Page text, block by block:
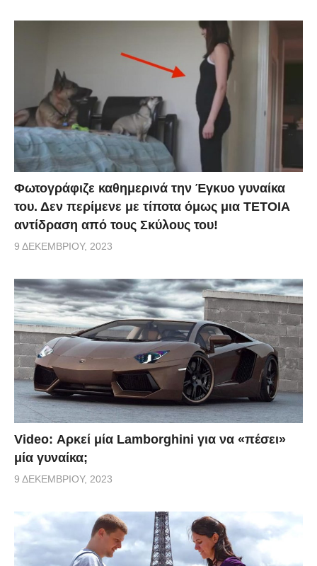
Φωτογράφιζε καθημερινά την Έγκυο γυναίκα
του. Δεν περίμενε με τίποτα όμως μια ΤΕΤΟΙΑ
αντίδραση από τους Σκύλους του!
9 ΔΕΚΕΜΒΡΊΟΥ, 2023
Video: Αρκεί μία Lamborghini για να «πέσει»
μία γυναίκα;
9 ΔΕΚΕΜΒΡΊΟΥ, 2023